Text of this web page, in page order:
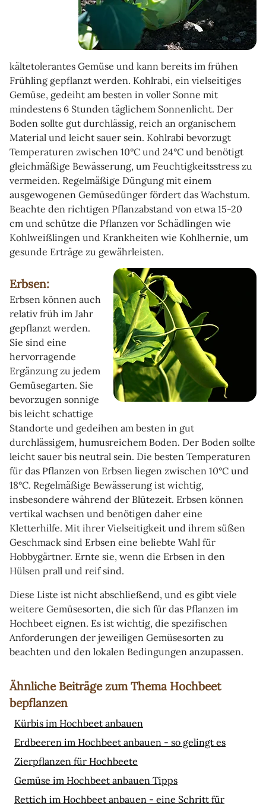
kältetolerantes Gemüse und kann bereits im frühen
Frühling gepflanzt werden. Kohlrabi, ein vielseitiges
Gemüse, gedeiht am besten in voller Sonne mit
mindestens 6 Stunden täglichem Sonnenlicht. Der
Boden sollte gut durchlässig, reich an organischem
Material und leicht sauer sein. Kohlrabi bevorzugt
Temperaturen zwischen 10°C und 24°C und benötigt
gleichmäßige Bewässerung, um Feuchtigkeitsstress zu
vermeiden. Regelmäßige Düngung mit einem
ausgewogenen Gemüsedünger fördert das Wachstum.
Beachte den richtigen Pflanzabstand von etwa 15-20
cm und schütze die Pflanzen vor Schädlingen wie
Kohlweißlingen und Krankheiten wie Kohlhernie, um
gesunde Erträge zu gewährleisten.
Erbsen:
Erbsen können auch
relativ früh im Jahr
gepflanzt werden.
Sie sind eine
hervorragende
Ergänzung zu jedem
Gemüsegarten. Sie
bevorzugen sonnige
bis leicht schattige
Standorte und gedeihen am besten in gut
durchlässigem, humusreichem Boden. Der Boden sollte
leicht sauer bis neutral sein. Die besten Temperaturen
für das Pflanzen von Erbsen liegen zwischen 10°C und
18°C. Regelmäßige Bewässerung ist wichtig,
insbesondere während der Blütezeit. Erbsen können
vertikal wachsen und benötigen daher eine
Kletterhilfe. Mit ihrer Vielseitigkeit und ihrem süßen
Geschmack sind Erbsen eine beliebte Wahl für
Hobbygärtner. Ernte sie, wenn die Erbsen in den
Hülsen prall und reif sind.
Diese Liste ist nicht abschließend, und es gibt viele
weitere Gemüsesorten, die sich für das Pflanzen im
Hochbeet eignen. Es ist wichtig, die spezifischen
Anforderungen der jeweiligen Gemüsesorten zu
beachten und den lokalen Bedingungen anzupassen.
Ähnliche Beiträge zum Thema Hochbeet
bepflanzen
Kürbis im Hochbeet anbauen
Erdbeeren im Hochbeet anbauen - so gelingt es
Zierpflanzen für Hochbeete
Gemüse im Hochbeet anbauen Tipps
Rettich im Hochbeet anbauen - eine Schritt für